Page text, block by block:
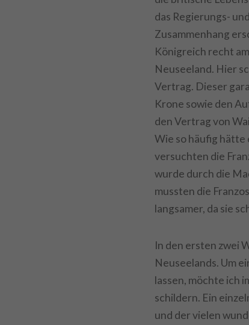
das Regierungs-
Zusammenhang
Königreich recht
Neuseeland. Hier
Vertrag. Dieser
Krone sowie den
den Vertrag von
Wie so häufig hätte
versuchten die
wurde durch die
mussten die
langsamer, da sie
In den ersten zwei
Neuseelands. Um
lassen, möchte ich
schildern. Ein
und der vielen